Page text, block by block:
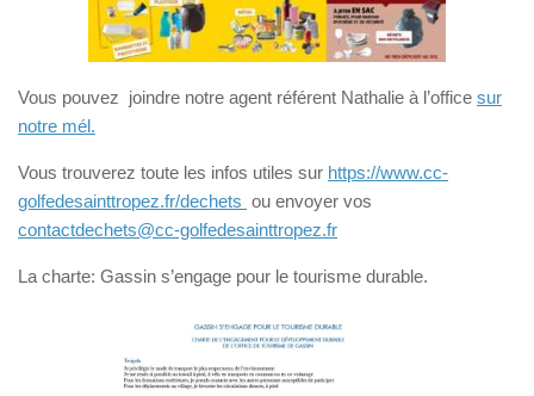
Vous pouvez joindre notre agent référent Nathalie à l’office sur
notre mél.
Vous trouverez toute les infos utiles sur https://www.cc-
golfedesainttropez.fr/dechets ou envoyer vos
contactdechets@cc-golfedesainttropez.fr
La charte: Gassin s’engage pour le tourisme durable.